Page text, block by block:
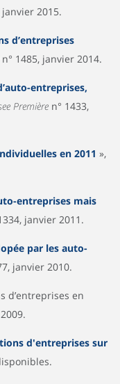
janvier 2015.
d’entreprises
n° 1485, janvier 2014.
entreprises,
Première n° 1433,
en 2011 »,
entreprises mais
janvier 2011.
par les auto-
janvier 2010.
d’entreprises en
d'entreprises sur